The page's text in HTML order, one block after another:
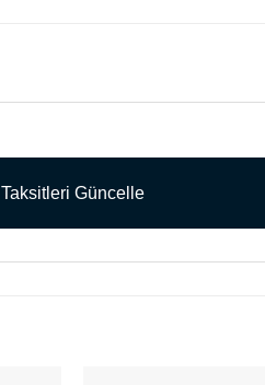
Taksitleri Güncelle